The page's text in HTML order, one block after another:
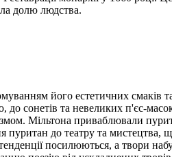
долю людства.
його естетичних смаків
до сонетів та невеликих п'єс-
Мільтона приваблювали
пуритан до театру та
посилюються, а твори